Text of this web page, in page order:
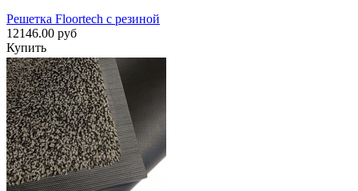
Решетка Floortech с резиной
12146.00 руб
Купить